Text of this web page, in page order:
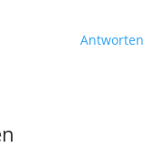
Antworten